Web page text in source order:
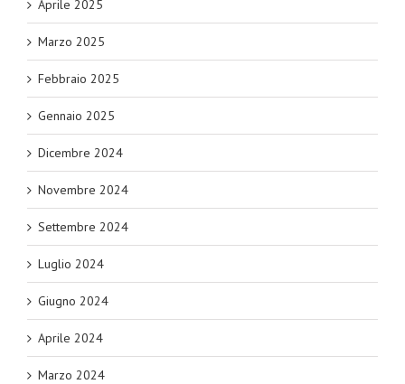
Aprile 2025
Marzo 2025
Febbraio 2025
Gennaio 2025
Dicembre 2024
Novembre 2024
Settembre 2024
Luglio 2024
Giugno 2024
Aprile 2024
Marzo 2024